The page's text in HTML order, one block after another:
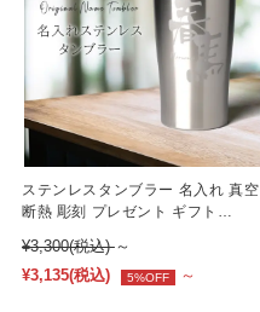
ステンレスタンブラー 名入れ 真空
断熱 彫刻 プレゼント ギフト
¥3,300(税込) ～
¥3,135(税込) 5%OFF ～